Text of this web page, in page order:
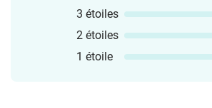
3 étoiles
2 étoiles
1 étoile